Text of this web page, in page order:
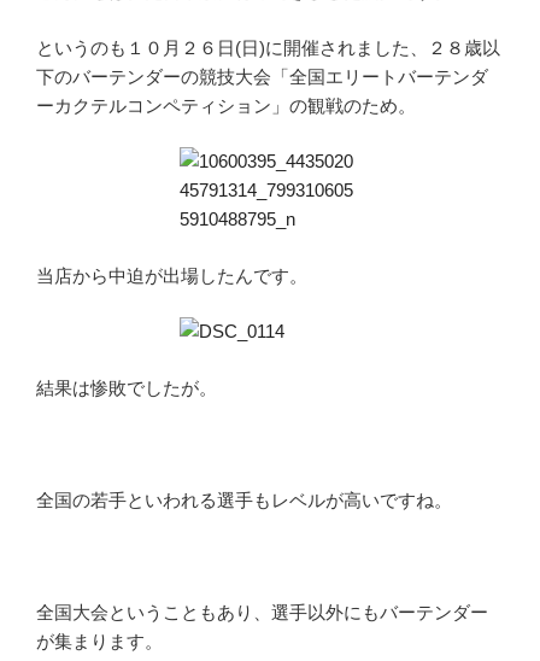
というのも１０月２６日(日)に開催されました、２８歳以
下のバーテンダーの競技大会「全国エリートバーテンダ
ーカクテルコンペティション」の観戦のため。
当店から中迫が出場したんです。
結果は惨敗でしたが。
全国の若手といわれる選手もレベルが高いですね。
全国大会ということもあり、選手以外にもバーテンダー
が集まります。